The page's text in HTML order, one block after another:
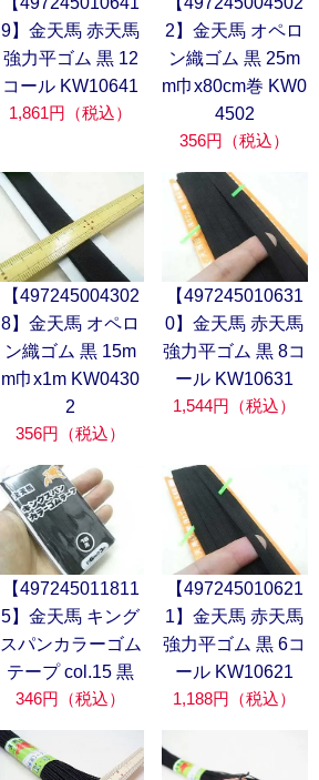
9】金天馬 赤天馬
強力平ゴム 黒 12
コール KW10641
1,861円（税込）
2】金天馬 オペロ
ン織ゴム 黒 25m
m巾x80cm巻 KW0
4502
356円（税込）
【497245004302
8】金天馬 オペロ
ン織ゴム 黒 15m
m巾x1m KW0430
2
356円（税込）
【497245010631
0】金天馬 赤天馬
強力平ゴム 黒 8コ
ール KW10631
1,544円（税込）
【497245011811
5】金天馬 キング
スパンカラーゴム
テープ col.15 黒
346円（税込）
【497245010621
1】金天馬 赤天馬
強力平ゴム 黒 6コ
ール KW10621
1,188円（税込）